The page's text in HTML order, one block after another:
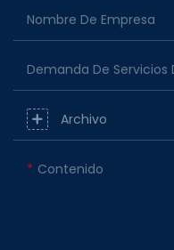
Nombre De Empresa
Demanda De
Archivo
Contenido